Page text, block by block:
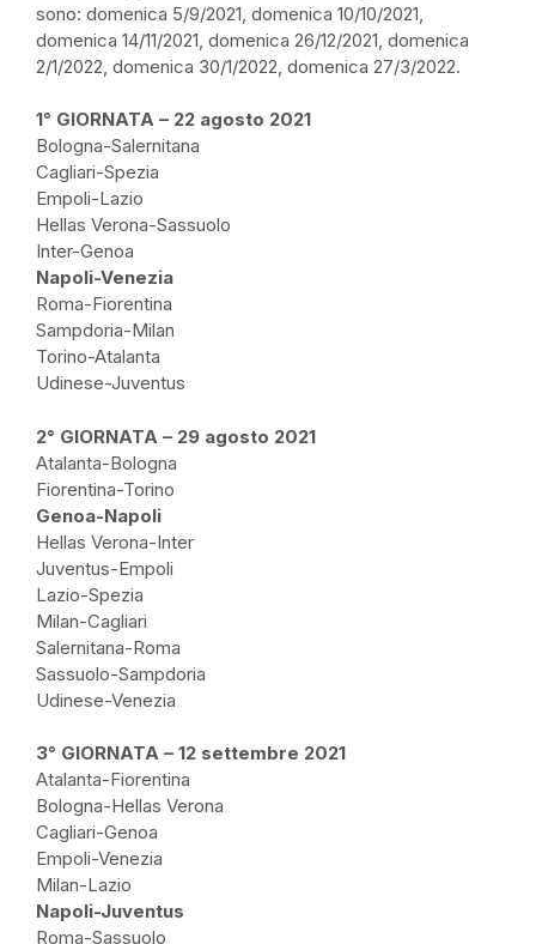
sono: domenica 5/9/2021, domenica 10/10/2021,
domenica 14/11/2021, domenica 26/12/2021, domenica
2/1/2022, domenica 30/1/2022, domenica 27/3/2022.
1° GIORNATA – 22 agosto 2021
Bologna-Salernitana
Cagliari-Spezia
Empoli-Lazio
Hellas Verona-Sassuolo
Inter-Genoa
Napoli-Venezia
Roma-Fiorentina
Sampdoria-Milan
Torino-Atalanta
Udinese-Juventus
2° GIORNATA – 29 agosto 2021
Atalanta-Bologna
Fiorentina-Torino
Genoa-Napoli
Hellas Verona-Inter
Juventus-Empoli
Lazio-Spezia
Milan-Cagliari
Salernitana-Roma
Sassuolo-Sampdoria
Udinese-Venezia
3° GIORNATA – 12 settembre 2021
Atalanta-Fiorentina
Bologna-Hellas Verona
Cagliari-Genoa
Empoli-Venezia
Milan-Lazio
Napoli-Juventus
Roma-Sassuolo